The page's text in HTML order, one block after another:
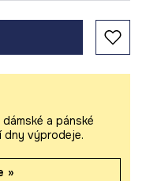
a pánské
dny výprodeje.
»